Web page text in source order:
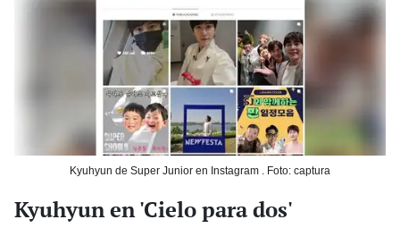
Kyuhyun de Super Junior en Instagram . Foto: captura
Kyuhyun en 'Cielo para dos'